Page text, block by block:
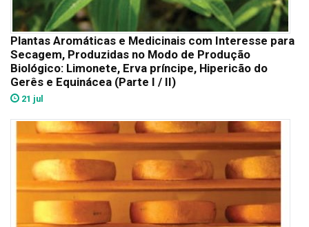
Plantas Aromáticas e Medicinais com Interesse para
Secagem, Produzidas no Modo de Produção
Biológico: Limonete, Erva príncipe, Hipericão do
Gerês e Equinácea (Parte I / II)
21 jul